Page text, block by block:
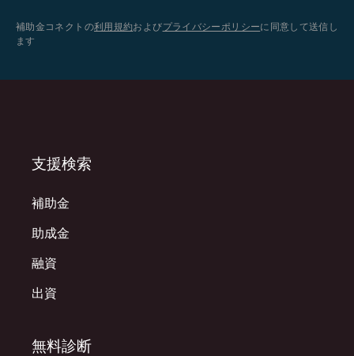
補助金コネクトの利用規約およびプライバシーポリシーに同意して送信し
ます
支援検索
補助金
助成金
融資
出資
無料診断